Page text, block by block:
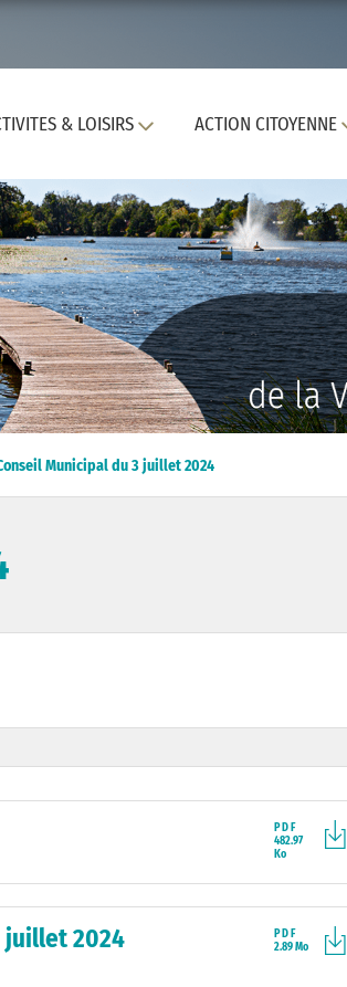
& LOISIRS ACTION CITOYENNE
Municipal du 3 juillet 2024
PDF
482.97
Ko
juillet 2024
PDF
2.89 Mo